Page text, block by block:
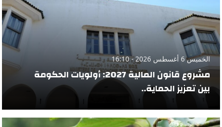
الخميس 6 أغسطس 2026 - 16:10
مشروع قانون المالية 2027: أولويات الحكومة
بين تعزيز الحماية..